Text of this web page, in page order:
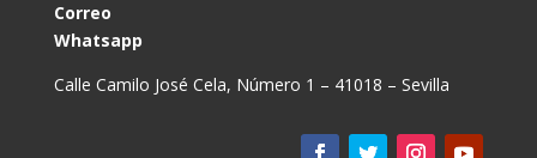
Correo
Whatsapp
Calle Camilo José Cela, Número 1 – 41018 – Sevilla